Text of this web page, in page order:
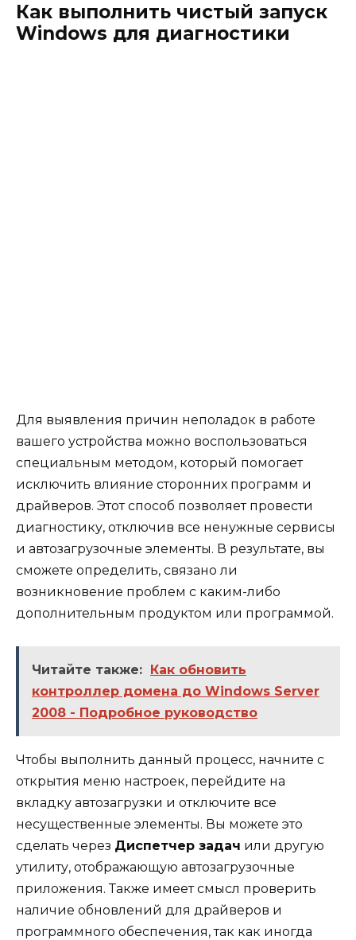
Как выполнить чистый запуск
Windows для диагностики
Для выявления причин неполадок в работе
вашего устройства можно воспользоваться
специальным методом, который помогает
исключить влияние сторонних программ и
драйверов. Этот способ позволяет провести
диагностику, отключив все ненужные сервисы
и автозагрузочные элементы. В результате, вы
сможете определить, связано ли
возникновение проблем с каким-либо
дополнительным продуктом или программой.
Читайте также: Как обновить
контроллер домена до Windows Server
2008 - Подробное руководство
Чтобы выполнить данный процесс, начните с
открытия меню настроек, перейдите на
вкладку автозагрузки и отключите все
несущественные элементы. Вы можете это
сделать через Диспетчер задач или другую
утилиту, отображающую автозагрузочные
приложения. Также имеет смысл проверить
наличие обновлений для драйверов и
программного обеспечения, так как иногда